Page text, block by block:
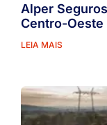
Alper
Centro-Oeste
LEIA MAIS